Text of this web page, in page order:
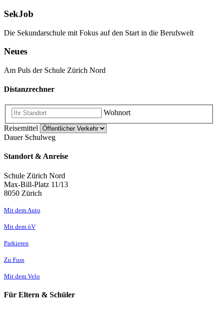
SekJob
Die Sekundarschule mit Fokus auf den Start in die Berufswelt
Neues
Am Puls der Schule Zürich Nord
Distanzrechner
Wohnort
Reisemittel
Dauer Schulweg
Standort & Anreise
Schule Zürich Nord
Max-Bill-Platz 11/13
8050 Zürich
Mit dem Auto
Mit dem öV
Parkieren
Zu Fuss
Mit dem Velo
Für Eltern & Schüler